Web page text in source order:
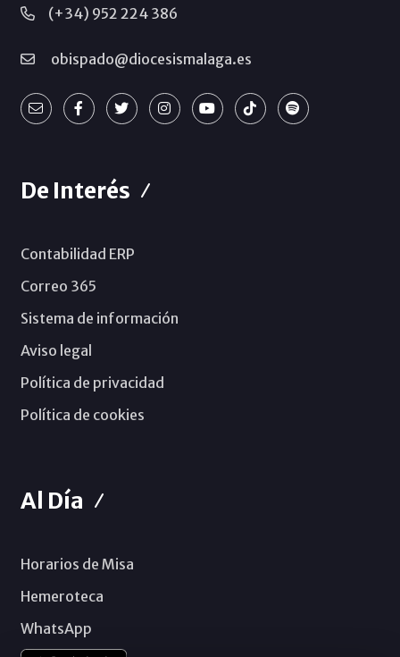
(+34) 952 224 386
obispado@diocesismalaga.es
De Interés
Contabilidad ERP
Correo 365
Sistema de información
Aviso legal
Política de privacidad
Política de cookies
Al Día
Horarios de Misa
Hemeroteca
WhatsApp